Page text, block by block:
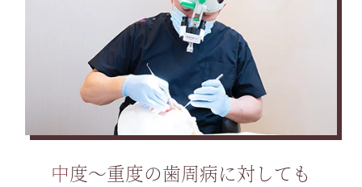
中度～重度の歯周病に対しても